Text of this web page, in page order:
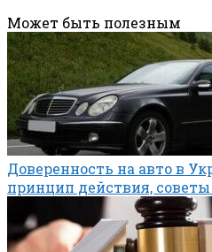
Может быть полезным
Доверенность на авто в
принцип действия,